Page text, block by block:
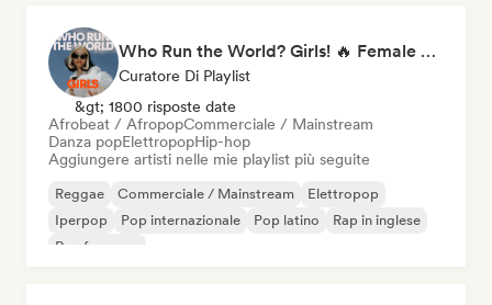
Who Run the World? Girls! 🔥 Female Empowerment Pop & Girl-Power Anthems
Curatore Di Playlist
&gt; 1800 risposte date
Afrobeat / AfropopCommerciale / Mainstream
Danza popElettropopHip-hop
Aggiungere artisti nelle mie playlist più seguite
Reggae Commerciale / Mainstream
Elettropop
Iperpop
Pop internazionale Pop latino
Rap in inglese
Rap francese